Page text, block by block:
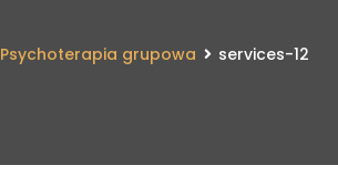
Psychoterapia grupowa services-12